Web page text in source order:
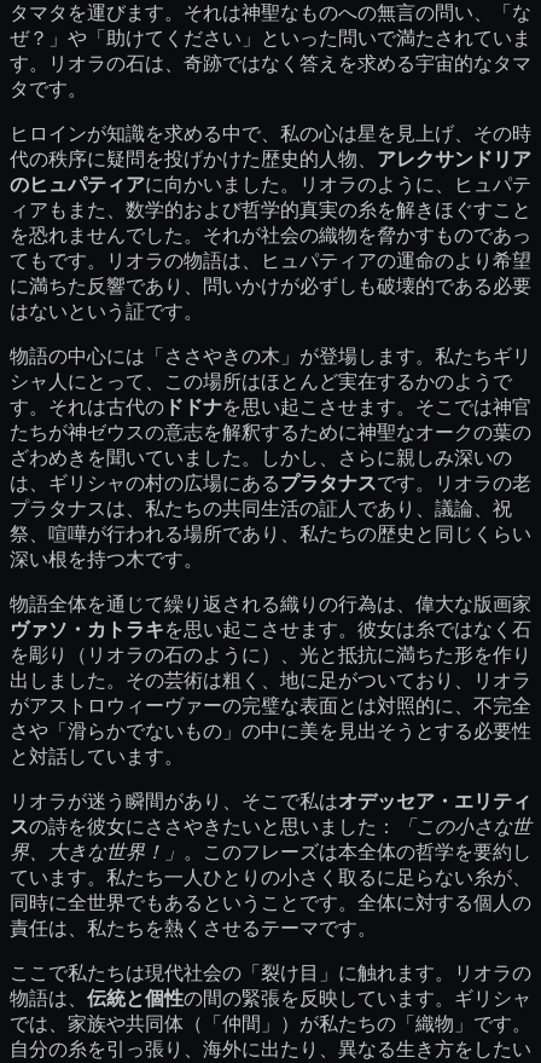
タマタを運びます。それは神聖なものへの無言の問い、「な
ぜ？」や「助けてください」といった問いで満たされていま
す。リオラの石は、奇跡ではなく答えを求める宇宙的なタマ
タです。
ヒロインが知識を求める中で、私の心は星を見上げ、その時
代の秩序に疑問を投げかけた歴史的人物、 アレクサンドリア
のヒュパティアに向かいました。リオラのように、ヒュパテ
ィアもまた、数学的および哲学的真実の糸を解きほぐすこと
を恐れませんでした。それが社会の織物を脅かすものであっ
てもです。リオラの物語は、ヒュパティアの運命のより希望
に満ちた反響であり、問いかけが必ずしも破壊的である必要
はないという証です。
物語の中心には「ささやきの木」が登場します。私たちギリ
シャ人にとって、この場所はほとんど実在するかのようで
す。それは古代の ドドナを思い起こさせます。そこでは神官
たちが神ゼウスの意志を解釈するために神聖なオークの葉の
ざわめきを聞いていました。しかし、さらに親しみ深いの
は、ギリシャの村の広場にあるプラタナスです。リオラの老
プラタナスは、私たちの共同生活の証人であり、議論、祝
祭、喧嘩が行われる場所であり、私たちの歴史と同じくらい
深い根を持つ木です。
物語全体を通じて繰り返される織りの行為は、偉大な版画家
ヴァソ・カトラキを思い起こさせます。彼女は糸ではなく石
を彫り（リオラの石のように）、光と抵抗に満ちた形を作り
出しました。その芸術は粗く、地に足がついており、リオラ
がアストロウィーヴァーの完璧な表面とは対照的に、不完全
さや「滑らかでないもの」の中に美を見出そうとする必要性
と対話しています。
リオラが迷う瞬間があり、そこで私はオデッセア・エリティ
スの詩を彼女にささやきたいと思いました：
「この小さな世
界、大きな世界！」 。このフレーズは本全体の哲学を要約し
ています。私たち一人ひとりの小さく取るに足らない糸が、
同時に全世界でもあるということです。全体に対する個人の
責任は、私たちを熱くさせるテーマです。
ここで私たちは現代社会の「裂け目」に触れます。リオラの
物語は、 伝統と個性の間の緊張を反映しています。ギリシャ
では、家族や共同体（「仲間」）が私たちの「織物」です。
自分の糸を引っ張り、海外に出たり、異なる生き方をしたい